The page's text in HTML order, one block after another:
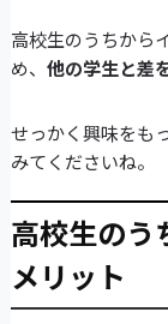
高校生のうちから
め、 他の学生と差
せっかく興味をも
みてくださいね。
高校生のう
メリット